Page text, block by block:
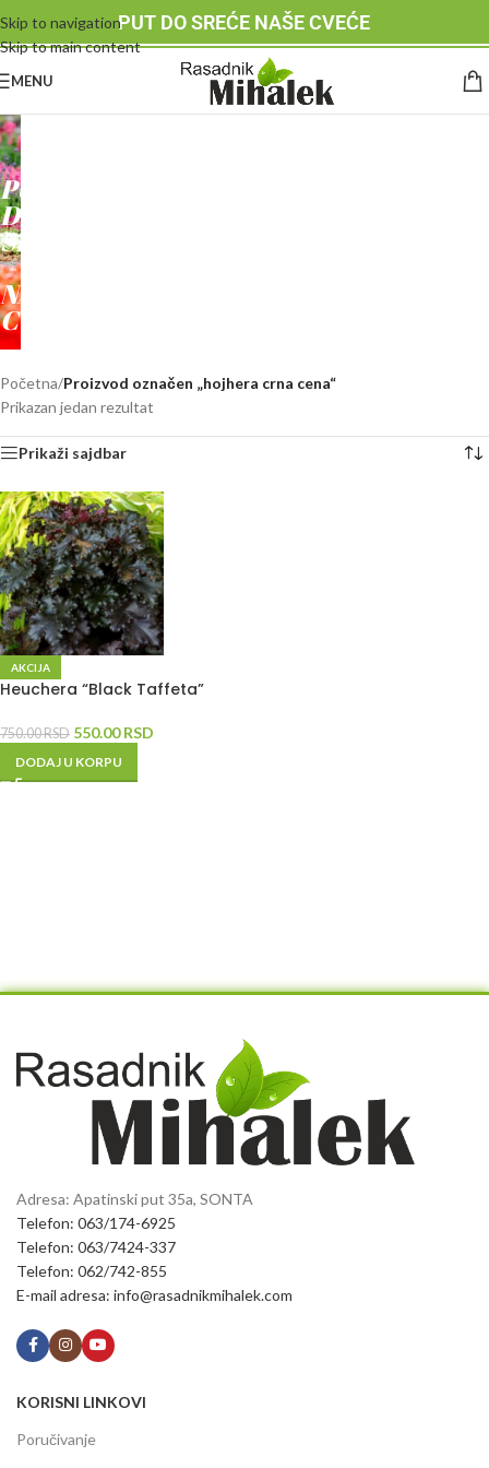
Skip to navigation
Skip to main content
PUT DO SREĆE NAŠE CVEĆE
MENU
RASADNIK
MIHALEK
PUT
DO
SREĆE
-
NAŠE
CVEĆE
Početna/Proizvod označen „hojhera crna cena“
Prikazan jedan rezultat
Prikaži sajdbar
AKCIJA
Heuchera “Black Taffeta”
750.00RSD 550.00RSD
DODAJ U KORPU
Adresa: Apatinski put 35a, SONTA
Telefon: 063/174-6925
Telefon: 063/7424-337
Telefon: 062/742-855
E-mail adresa: info@rasadnikmihalek.com
KORISNI LINKOVI
Poručivanje